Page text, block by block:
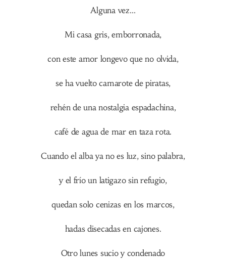
Alguna vez…
Mi casa gris, emborronada,
con este amor longevo que no olvida,
se ha vuelto camarote de piratas,
rehén de una nostalgia espadachina,
café de agua de mar en taza rota.
Cuando el alba ya no es luz, sino palabra,
y el frío un latigazo sin refugio,
quedan solo cenizas en los marcos,
hadas disecadas en cajones.
Otro lunes sucio y condenado